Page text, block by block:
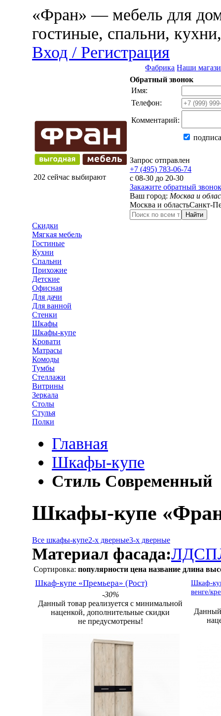
«Фран» — мебель для
гостиные, спальни,
Вход / Регистрация
Фабрика Наши
202 сейчас выбирают
Обратный звонок
Имя:
Телефон:
Комментарий:
Запрос отправлен
+7 (495) 783-06-74
с 08-30 до 20-30
Закажите обратный звонок
Ваш город: Москва и
Москва и областьСанкт-
Найти
Скидки
Мягкая мебель
Гостиные
Кухни
Спальни
Прихожие
Детские
Офисная
Для дачи
Для ванной
Стенки
Шкафы
Шкафы-купе
Кровати
Матрасы
Комоды
Тумбы
Стеллажи
Витрины
Зеркала
Столы
Стулья
Полки
Главная
Шкафы-купе
Стиль Современный
Шкафы-купе
Все шкафы-купе2-х дверные3-х дверные
Материал фасада:ЛДСП
Сортировка: популярности цена название длина
Шкаф-купе «Премьера» (Рост)
-30%
Данный товар реализуется с минимальной
наценкой, дополнительные скидки
не предусмотрены!
Шкаф-
венге/
Данный